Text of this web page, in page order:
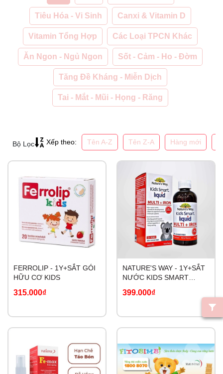
Tiêu Hóa - Vi Sinh Canxi & Vitamin D
Vitamin Tổng Hợp Các Loại TPCN Khác
Ăn Ngon - Ngủ Ngon Sốt - Cảm - Ho - Đờm
Tăng Đề Kháng - Miễn Dịch
Tai - Mắt - Mũi - Họng - Răng
Bộ Lọc Xếp theo: Tên A-Z Tên Z-A Hàng mới
FERROLIP - 1Y+SẮT GÓI
HỮU CƠ KIDS
315.000₫
NATURE'S WAY - 1Y+SẮT
NƯỚC KIDS SMART
399.000₫